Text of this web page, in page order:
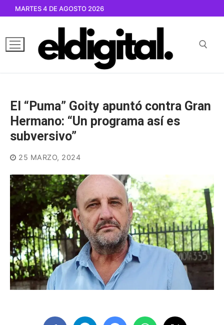
contenido
MARTES 4 DE AGOSTO 2026
El “Puma” Goity apuntó contra Gran
Hermano: “Un programa así es
subversivo”
25 MARZO, 2024